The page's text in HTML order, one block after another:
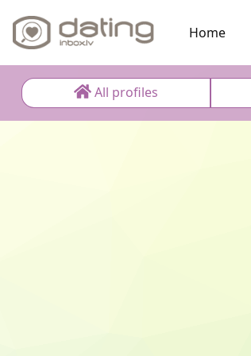
Home
All profiles